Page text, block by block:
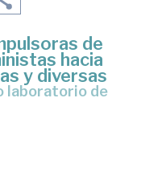
de
hacia
y diversas